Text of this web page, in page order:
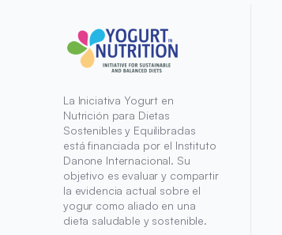
La Iniciativa Yogurt en
Nutrición para Dietas
Sostenibles y Equilibradas
está financiada por el Instituto
Danone Internacional. Su
objetivo es evaluar y compartir
la evidencia actual sobre el
yogur como aliado en una
dieta saludable y sostenible.